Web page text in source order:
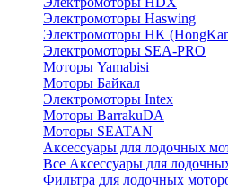
Электромоторы Haswing
Электромоторы HK
Электромоторы SEA-PRO
Моторы Yamabisi
Моторы Байкал
Электромоторы Intex
Моторы BarrakuDA
Моторы SEATAN
Аксессуары для лодочных
Все Аксессуары для
Фильтра для лодочных